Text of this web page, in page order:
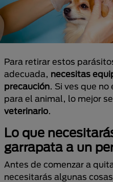
Para retirar estos
adecuada, necesitas
precaución . Si ves que
para el animal, lo mejor
veterinario
Lo que
garrapata a un
Antes de comenzar a
necesitarás algunas